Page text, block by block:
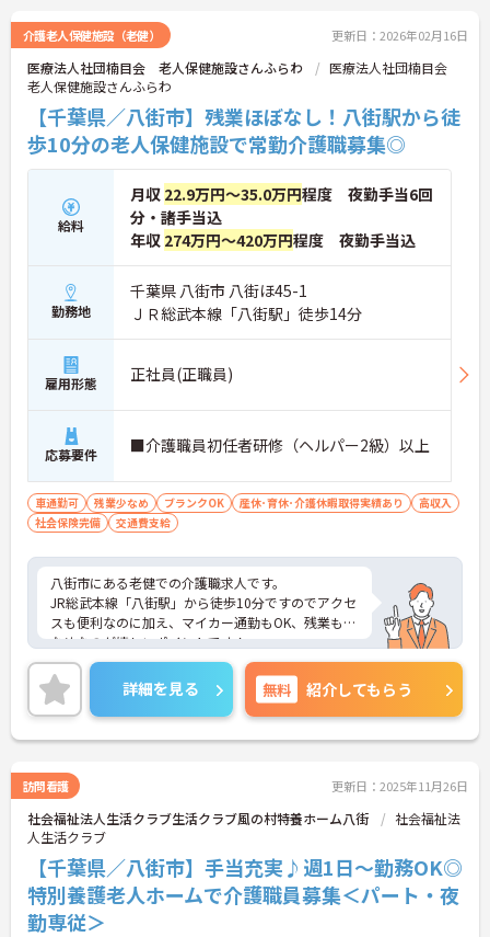
介護老人保健施設（老健） 更新日：2026年02月16日
医療法人社団楠目会 老人保健施設さんふらわ
医療法人社団楠目会
老人保健施設さんふらわ
【千葉県／八街市】残業ほぼなし！八街駅から徒
歩10分の老人保健施設で常勤介護職募集◎
給料
月収 22.9万円～35.0万円程度 夜勤手当6回
分・諸手当込
年収 274万円～420万円程度 夜勤手当込
勤務地
千葉県 八街市 八街ほ45-1
ＪＲ総武本線「八街駅」徒歩14分
雇用形態 正社員(正職員)
応募要件 ■介護職員初任者研修（ヘルパー2級）以上
車通勤可 残業少なめ ブランクOK 産休･育休･介護休暇取得実績あり
高収入
社会保険完備
交通費支給
八街市にある老健での介護職求人です。
JR総武本線「八街駅」から徒歩10分ですのでアクセ
スも便利なのに加え、マイカー通勤もOK、残業も少
なめなのが嬉しいポイントです！
5階建ての建物で、地域のみなさまが利用しやす
く、親しみやすい施設を目指しています。
ご興味のある方は担当アドバイザーまでお問い合わ
せ下さい。
詳細を見る 無料 紹介してもらう
訪問看護 更新日：2025年11月26日
社会福祉法人生活クラブ生活クラブ風の村特養ホーム八街
社会福祉法
人生活クラブ
【千葉県／八街市】手当充実♪週1日～勤務OK◎
特別養護老人ホームで介護職員募集＜パート・夜
勤専従＞